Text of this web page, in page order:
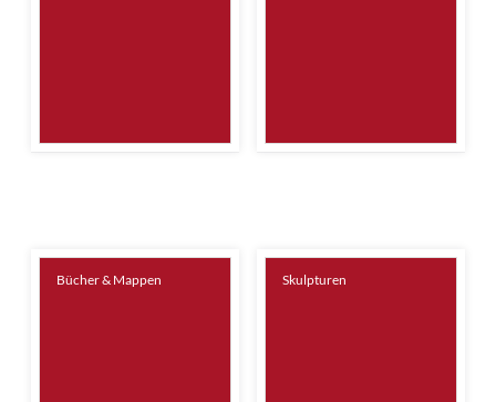
Bücher & Mappen Skulpturen